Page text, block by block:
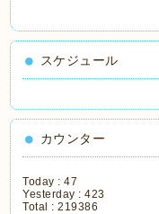
スケジュール
カウンター
Today :47
Yesterday :423
Total :219386